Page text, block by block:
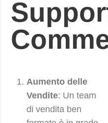
Aumento delle
Vendite: Un team
di vendita ben